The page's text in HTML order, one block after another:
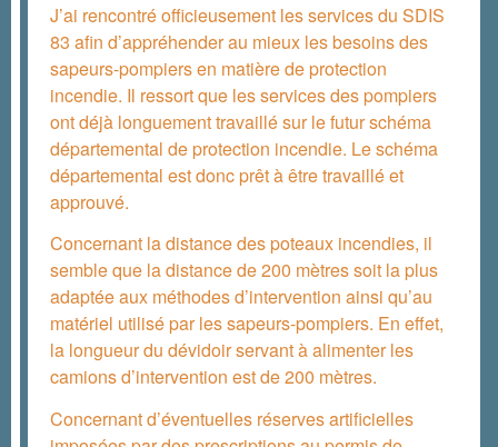
J’ai rencontré officieusement les services du SDIS
83 afin d’appréhender au mieux les besoins des
sapeurs-pompiers en matière de protection
incendie. Il ressort que les services des pompiers
ont déjà longuement travaillé sur le futur schéma
départemental de protection incendie. Le schéma
départemental est donc prêt à être travaillé et
approuvé.
Concernant la distance des poteaux incendies, il
semble que la distance de 200 mètres soit la plus
adaptée aux méthodes d’intervention ainsi qu’au
matériel utilisé par les sapeurs-pompiers. En effet,
la longueur du dévidoir servant à alimenter les
camions d’intervention est de 200 mètres.
Concernant d’éventuelles réserves artificielles